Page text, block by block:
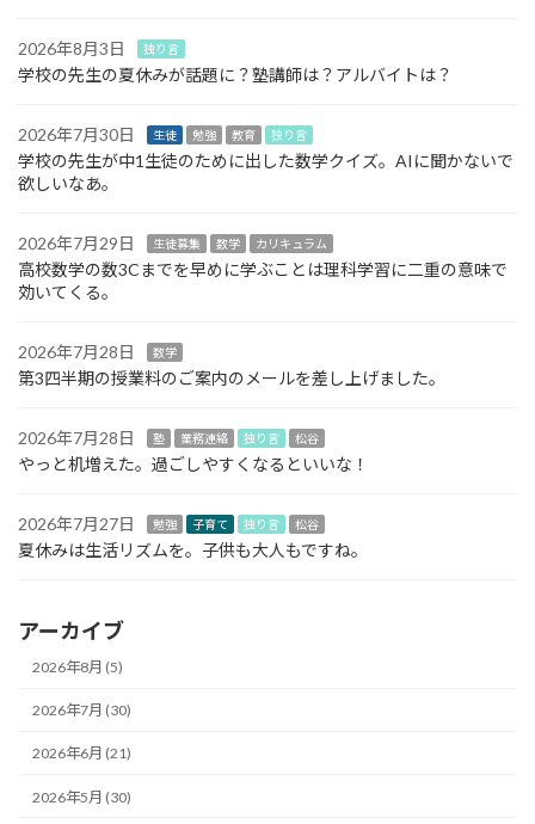
2026年8月3日 独り言
学校の先生の夏休みが話題に？塾講師は？アルバイトは？
2026年7月30日 生徒 勉強 教育 独り言
学校の先生が中1生徒のために出した数学クイズ。AIに聞かないで
欲しいなあ。
2026年7月29日 生徒募集 数学 カリキュラム
高校数学の数3Cまでを早めに学ぶことは理科学習に二重の意味で
効いてくる。
2026年7月28日 数学
第3四半期の授業料のご案内のメールを差し上げました。
2026年7月28日 塾 業務連絡 独り言 松谷
やっと机増えた。過ごしやすくなるといいな！
2026年7月27日 勉強 子育て 独り言 松谷
夏休みは生活リズムを。子供も大人もですね。
アーカイブ
2026年8月 (5)
2026年7月 (30)
2026年6月 (21)
2026年5月 (30)